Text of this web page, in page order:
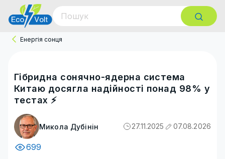
Енергія сонця
Гібридна сонячно-ядерна система
Китаю досягла надійності понад 98% у
тестах ⚡
Микола Дубінін 27.11.2025 07.08.2026
699